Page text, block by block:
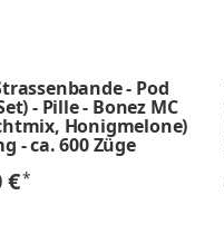
- Pod
- Pille - Bonez MC
Honigmelone)
- ca. 600 Züge
€*